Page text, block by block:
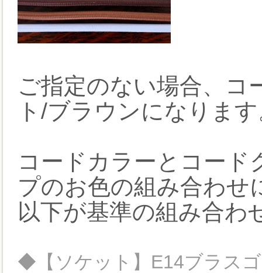
ご指定のない場合、コ
ト/ブラウンになりま
コードカラーとコー
プのお色の組み合わせ
以下が基準の組み合わ
◆【ソケット】E14ブラス